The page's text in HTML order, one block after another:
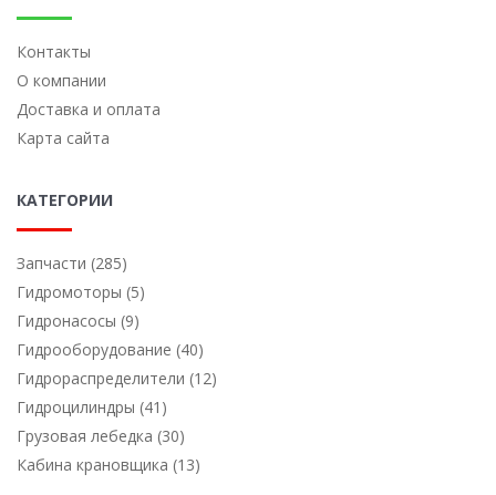
Контакты
О компании
Доставка и оплата
Карта сайта
КАТЕГОРИИ
Запчасти (285)
Гидромоторы (5)
Гидронасосы (9)
Гидрооборудование (40)
Гидрораспределители (12)
Гидроцилиндры (41)
Грузовая лебедка (30)
Кабина крановщика (13)